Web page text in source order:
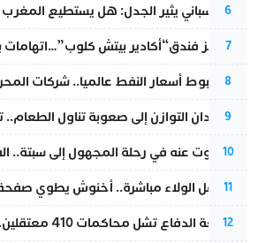
6
تقرير إسباني يثير الجدل: هل يستطيع
7
أزمة تهز فندق“أكادير بيتش
8
رغم هبوط أسعار النفط عالميا.. شركات
9
من فقدان التوازن إلى صعوبة تناول
10
المسكوت عنه في رحلة المجهول إلى سبتة..
11
بعد حفل الولاء مباشرة.. أخنوش يطوي
12
مقاطعة الدفاع تشل محاكمات 410 معتقلين.. والنيابة العامة تبحث عن حل قانوني